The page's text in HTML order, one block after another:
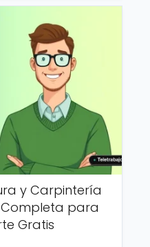
y Carpintería
Completa para
Gratis